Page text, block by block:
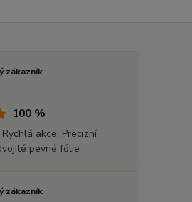
zákazník
100 %
akce. Precizní
pevné fólie
zákazník